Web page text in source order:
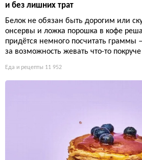
и без лишних трат
Белок не обязан быть дорогим или
онсервы и ложка порошка в кофе
придётся немного посчитать граммы
за возможность жевать что-то покруче
Еда и рецепты 11 952